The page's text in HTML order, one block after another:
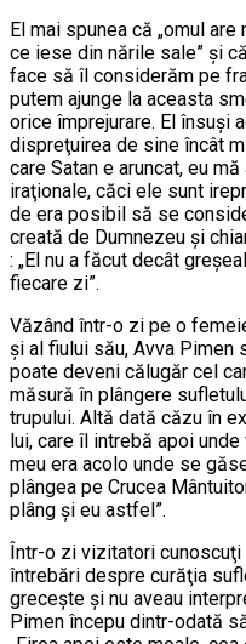
El mai spunea că „omul
ce iese din nările sale” şi
face să îl considerăm pe
putem ajunge la aceasta
orice împrejurare. El însuşi
dispreţuirea de sine încât
care Satan e aruncat, eu
iraţionale, căci ele sunt
de era posibil să se
creată de Dumnezeu şi
: „El nu a făcut decât
fiecare zi”.
Văzând într-o zi pe o
şi al fiului său, Avva Pimen
poate deveni călugăr cel
măsură în plângere
trupului. Altă dată căzu în
lui, care îl intrebă apoi
meu era acolo unde se
plângea pe Crucea
plâng şi eu astfel”.
Într-o zi vizitatori cunoscuţi
întrebări despre curăţia
greceşte şi nu aveau
Pimen începu dintr-odată